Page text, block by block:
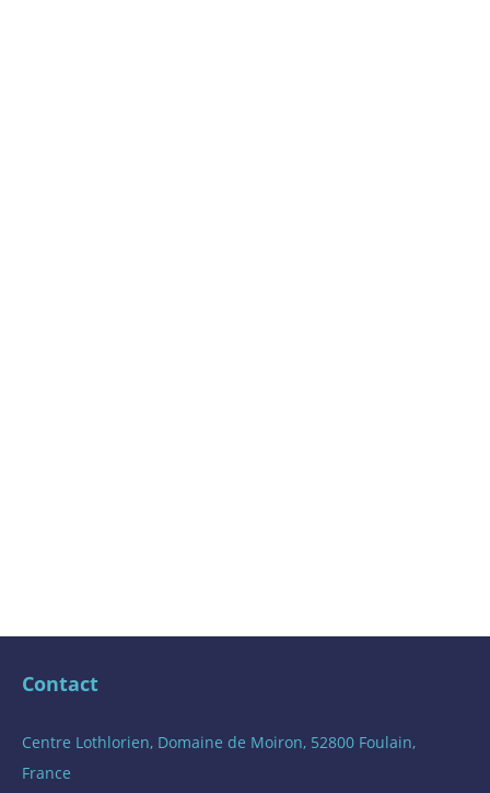
Contact
Centre Lothlorien, Domaine de Moiron, 52800 Foulain,
France